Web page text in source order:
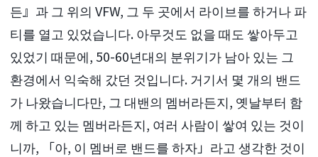
든』과 그 위의 VFW, 그 두 곳에서 라이브를 하거나 파
티를 열고 있었습니다. 아무것도 없을 때도 쌓아두고
있었기 때문에, 50-60년대의 분위기가 남아 있는 그
환경에서 익숙해 갔던 것입니다. 거기서 몇 개의 밴드
가 나왔습니다만, 그 대밴의 멤버라든지, 옛날부터 함
께 하고 있는 멤버라든지, 여러 사람이 쌓여 있는 것이
니까, 「아, 이 멤버로 밴드를 하자」라고 생각한 것이